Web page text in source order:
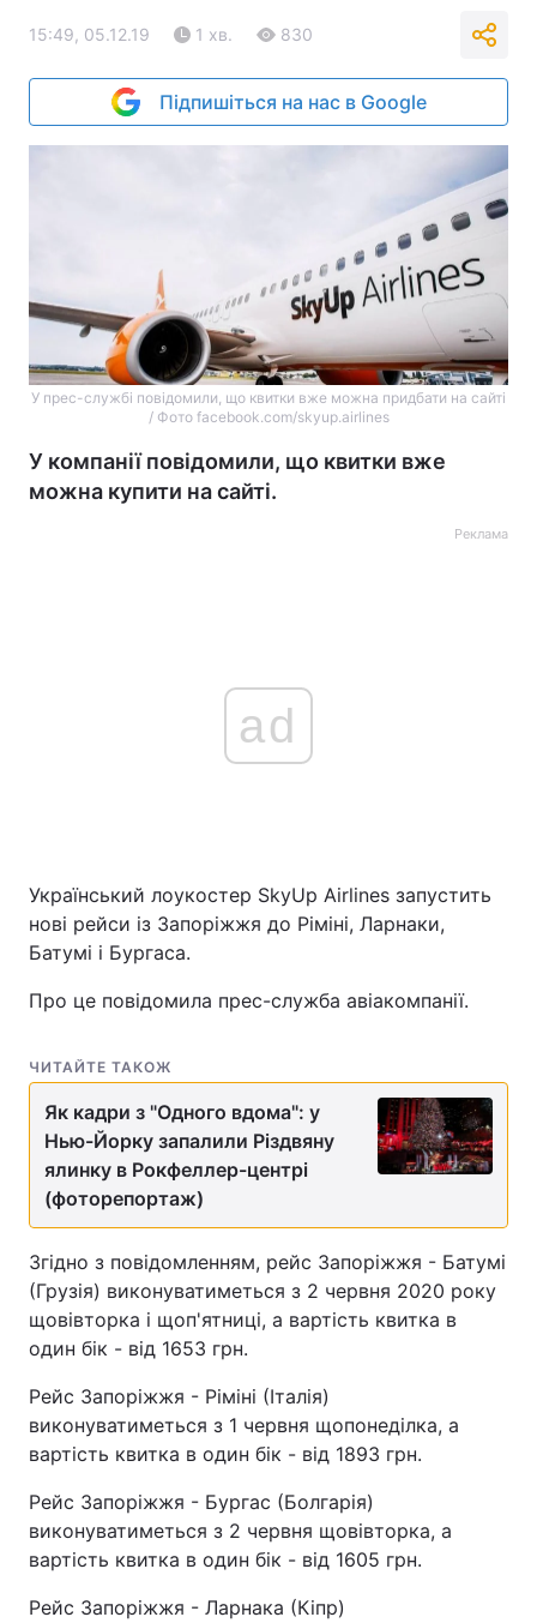
15:49, 05.12.19 1 хв. 830
Підпишіться на нас в Google
У прес-службі повідомили, що квитки вже можна придбати на сайті
/ Фото facebook.com/skyup.airlines
У компанії повідомили, що квитки вже
можна купити на сайті.
Реклама
ad
Український лоукостер SkyUp Airlines запустить
нові рейси із Запоріжжя до Ріміні, Ларнаки,
Батумі і Бургаса.
Про це повідомила прес-служба авіакомпанії.
ЧИТАЙТЕ ТАКОЖ
Як кадри з "Одного вдома": у
Нью-Йорку запалили Різдвяну
ялинку в Рокфеллер-центрі
(фоторепортаж)
Згідно з повідомленням, рейс Запоріжжя - Батумі
(Грузія) виконуватиметься з 2 червня 2020 року
щовівторка і щоп'ятниці, а вартість квитка в
один бік - від 1653 грн.
Рейс Запоріжжя - Ріміні (Італія)
виконуватиметься з 1 червня щопонеділка, а
вартість квитка в один бік - від 1893 грн.
Рейс Запоріжжя - Бургас (Болгарія)
виконуватиметься з 2 червня щовівторка, а
вартість квитка в один бік - від 1605 грн.
Рейс Запоріжжя - Ларнака (Кіпр)